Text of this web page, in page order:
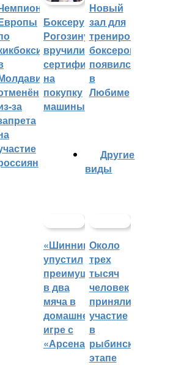
за
Боксеру
Рогозину
вручили
сертификат
на
покупку
машины
Новый
зал для
тренировок
боксеров
появился
в
Любиме
Другие
виды
«Шинник»
упустил
преимущество
в два
мяча в
домашней
игре с
«Арсеналом»
Около
трех
тысяч
человек
приняли
участие
в
рыбинском
этапе